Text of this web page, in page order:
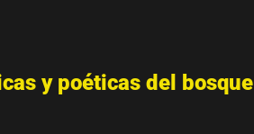
y poéticas del bosque